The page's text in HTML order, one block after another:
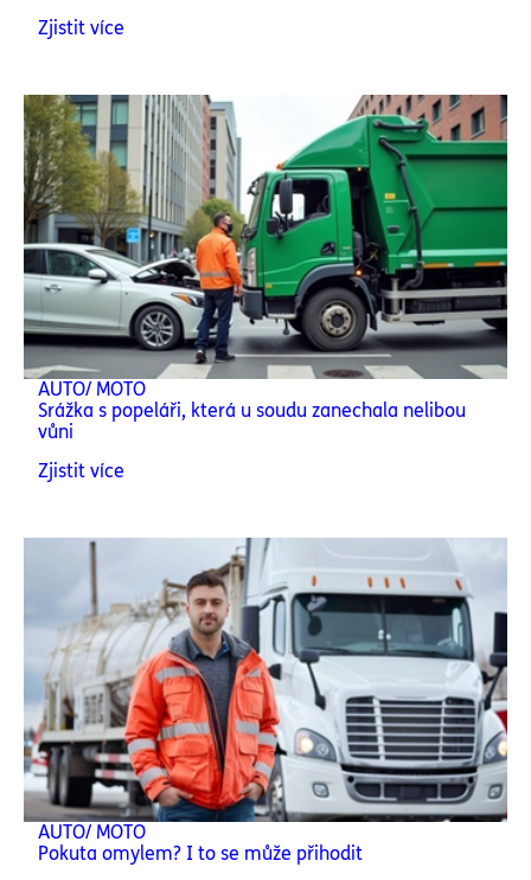
Zjistit více
AUTO/ MOTO
Srážka s popeláři, která u soudu zanechala nelibou
vůni
Zjistit více
AUTO/ MOTO
Pokuta omylem? I to se může přihodit